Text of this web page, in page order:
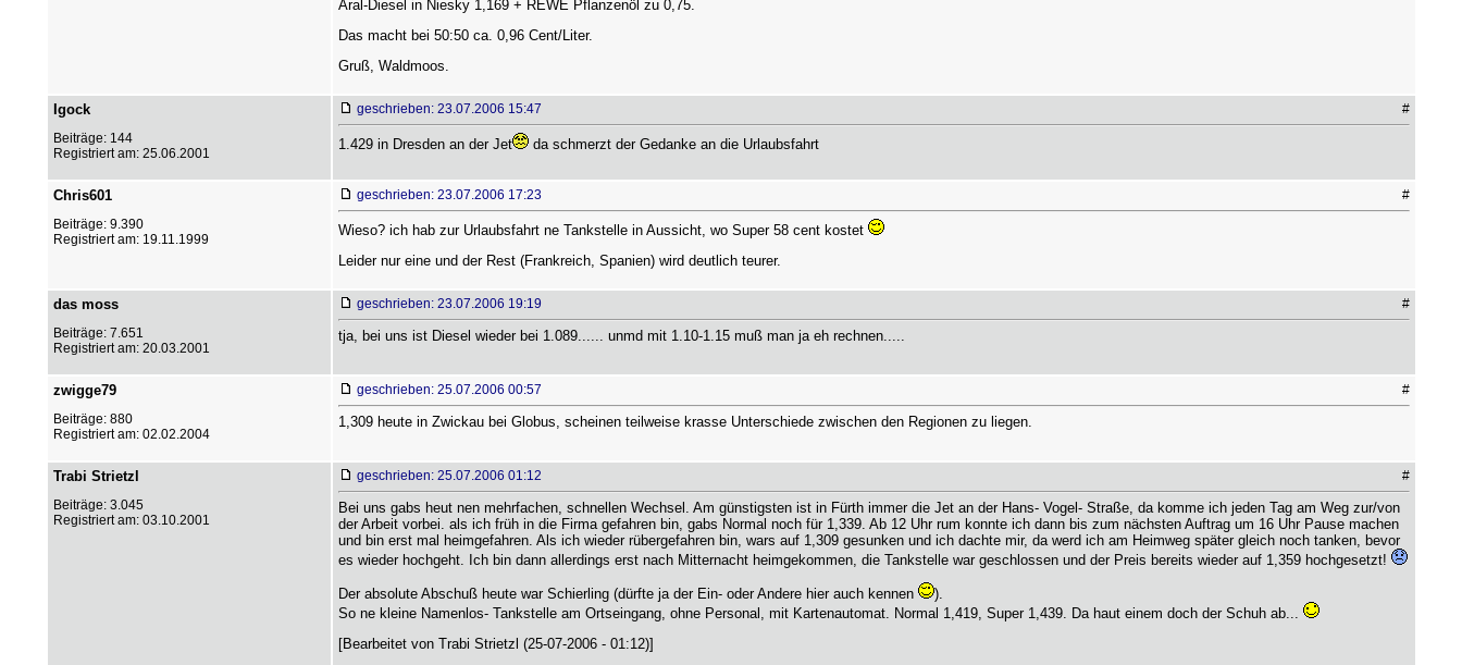
Aral-Diesel in Niesky 1,169 + REWE Pflanzenöl zu 0,75.
Das macht bei 50:50 ca. 0,96 Cent/Liter.
Gruß, Waldmoos.
Igock
Beiträge: 144
Registriert am: 25.06.2001
geschrieben: 23.07.2006 15:47 #
1.429 in Dresden an der Jet da schmerzt der Gedanke an die Urlaubsfahrt
Chris601
Beiträge: 9.390
Registriert am: 19.11.1999
geschrieben: 23.07.2006 17:23 #
Wieso? ich hab zur Urlaubsfahrt ne Tankstelle in Aussicht, wo Super 58 cent kostet
Leider nur eine und der Rest (Frankreich, Spanien) wird deutlich teurer.
das moss
Beiträge: 7.651
Registriert am: 20.03.2001
geschrieben: 23.07.2006 19:19 #
tja, bei uns ist Diesel wieder bei 1.089...... unmd mit 1.10-1.15 muß man ja eh rechnen.....
zwigge79
Beiträge: 880
Registriert am: 02.02.2004
geschrieben: 25.07.2006 00:57 #
1,309 heute in Zwickau bei Globus, scheinen teilweise krasse Unterschiede zwischen den Regionen zu liegen.
Trabi Strietzl
Beiträge: 3.045
Registriert am: 03.10.2001
geschrieben: 25.07.2006 01:12 #
Bei uns gabs heut nen mehrfachen, schnellen Wechsel. Am günstigsten ist in Fürth immer die Jet an der Hans- Vogel- Straße, da komme ich jeden Tag am Weg zur/von
der Arbeit vorbei. als ich früh in die Firma gefahren bin, gabs Normal noch für 1,339. Ab 12 Uhr rum konnte ich dann bis zum nächsten Auftrag um 16 Uhr Pause machen
und bin erst mal heimgefahren. Als ich wieder rübergefahren bin, wars auf 1,309 gesunken und ich dachte mir, da werd ich am Heimweg später gleich noch tanken, bevor
es wieder hochgeht. Ich bin dann allerdings erst nach Mitternacht heimgekommen, die Tankstelle war geschlossen und der Preis bereits wieder auf 1,359 hochgesetzt!
Der absolute Abschuß heute war Schierling (dürfte ja der Ein- oder Andere hier auch kennen
).
So ne kleine Namenlos- Tankstelle am Ortseingang, ohne Personal, mit Kartenautomat. Normal 1,419, Super 1,439. Da haut einem doch der Schuh ab...
[Bearbeitet von Trabi Strietzl (25-07-2006 - 01:12)]